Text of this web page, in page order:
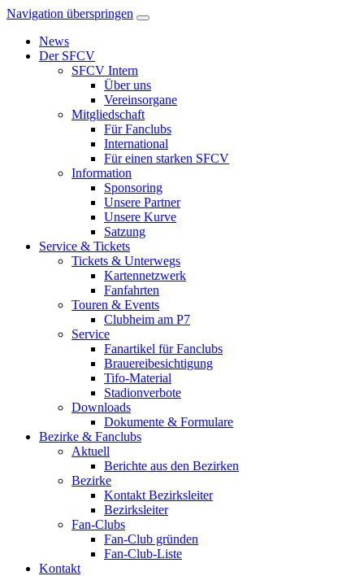
Navigation überspringen
News
Der SFCV
SFCV Intern
Über uns
Vereinsorgane
Mitgliedschaft
Für Fanclubs
International
Für einen starken SFCV
Information
Sponsoring
Unsere Partner
Unsere Kurve
Satzung
Service & Tickets
Tickets & Unterwegs
Kartennetzwerk
Fanfahrten
Touren & Events
Clubheim am P7
Service
Fanartikel für Fanclubs
Brauereibesichtigung
Tifo-Material
Stadionverbote
Downloads
Dokumente & Formulare
Bezirke & Fanclubs
Aktuell
Berichte aus den Bezirken
Bezirke
Kontakt Bezirksleiter
Bezirksleiter
Fan-Clubs
Fan-Club gründen
Fan-Club-Liste
Kontakt